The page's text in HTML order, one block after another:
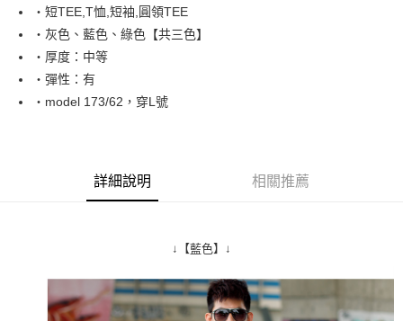
街口支付
悠遊付
Google Pay
AFTEE先享後付是「在收到商品之後才付款」的支付方式。 讓您購物簡單
３．安心：先確認商品／服務後，再付款。
１．於結帳方式選擇「AFTEE先享後付」後，將跳轉至「AFTEE先享後付」
結帳頁面，進行簡訊認證並確認金額後，即可完成結帳。
先付款後全家取貨
‧短TEE,T恤,短袖,圓領TEE
‧灰色、藍色、綠色【共三色】
‧厚度：中等
‧彈性：有
‧model 173/62，穿L號
詳細說明 相關推薦
↓【藍色】↓